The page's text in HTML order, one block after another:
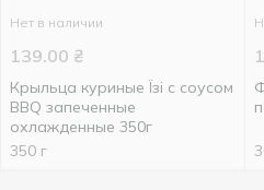
Нет в наличии
139.00 ₴
Крыльца куриные Їзі с соусом
BBQ запеченные
охлажденные 350г
350 г